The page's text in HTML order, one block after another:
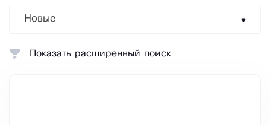
Новые
Показать расширенный поиск